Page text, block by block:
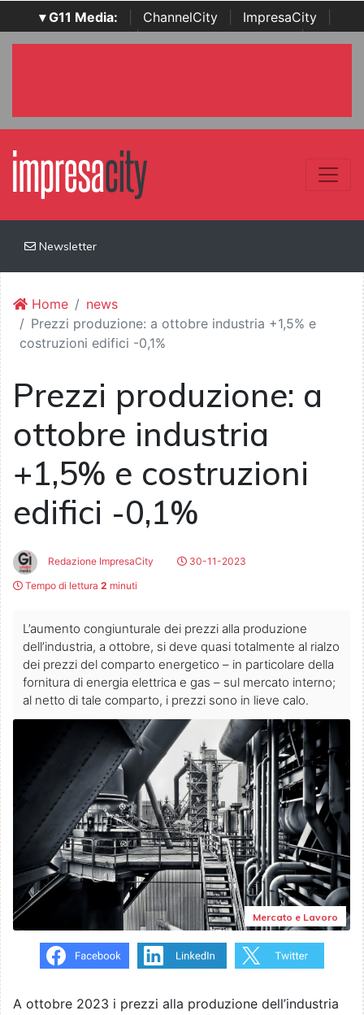
▾ G11 Media: ChannelCity ImpresaCity
SecurityOpenLab | Italian Channel Awards | Italian
Newsletter
Home
news
Prezzi produzione: a ottobre industria +1,5% e
costruzioni edifici -0,1%
Prezzi produzione: a
ottobre industria
+1,5% e costruzioni
edifici -0,1%
Redazione ImpresaCity
30-11-2023
Tempo di lettura 2 minuti
L’aumento congiunturale dei prezzi alla produzione
dell’industria, a ottobre, si deve quasi totalmente al rialzo
dei prezzi del comparto energetico – in particolare della
fornitura di energia elettrica e gas – sul mercato interno;
al netto di tale comparto, i prezzi sono in lieve calo.
Mercato e Lavoro
A ottobre 2023 i prezzi alla produzione dell’industria